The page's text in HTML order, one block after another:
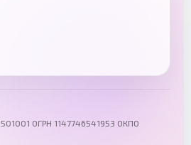
Омск
ОГРН 1147746541953 ОКПО